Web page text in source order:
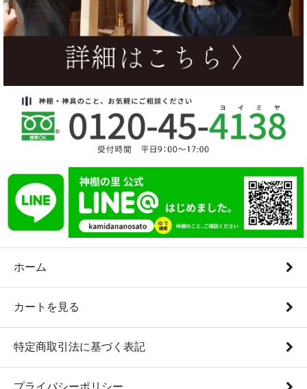
ホーム
カートを見る
特定商取引法に基づく表記
プライバシーポリシー